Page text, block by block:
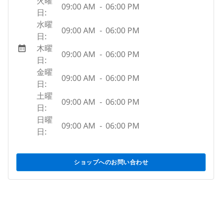
日:
09:00 AM - 06:00 PM
水曜
日:
09:00 AM - 06:00 PM
木曜
日:
09:00 AM - 06:00 PM
金曜
日:
09:00 AM - 06:00 PM
土曜
日:
09:00 AM - 06:00 PM
日曜
日:
09:00 AM - 06:00 PM
ショップへのお問い合わせ